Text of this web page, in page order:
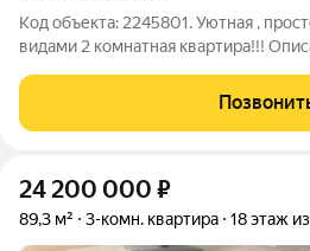
Код объекта: 2245801. Уютная ,
видами 2 комнатная квартира!!!
совмещённая с кухней) + 2
отдельными входами. Шикарный вид
24 200 000 ₽
89,3 м² 3-комн. квартира 18 этаж